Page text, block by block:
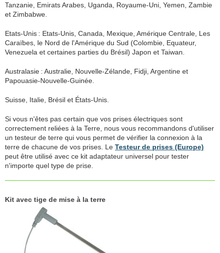
Tanzanie, Emirats Arabes, Uganda, Royaume-Uni, Yemen, Zambie
et Zimbabwe.
Etats-Unis : Etats-Unis, Canada, Mexique, Amérique Centrale, Les
Caraïbes, le Nord de l'Amérique du Sud (Colombie, Equateur,
Venezuela et certaines parties du Brésil) Japon et Taiwan.
Australasie : Australie, Nouvelle-Zélande, Fidji, Argentine et
Papouasie-Nouvelle-Guinée.
Suisse, Italie, Brésil et États-Unis.
Si vous n'êtes pas certain que vos prises électriques sont
correctement reliées à la Terre, nous vous recommandons d'utiliser
un testeur de terre qui vous permet de vérifier la connexion à la
terre de chacune de vos prises. Le Testeur de prises (Europe)
peut être utilisé avec ce kit adaptateur universel pour tester
n'importe quel type de prise.
Kit avec tige de mise à la terre